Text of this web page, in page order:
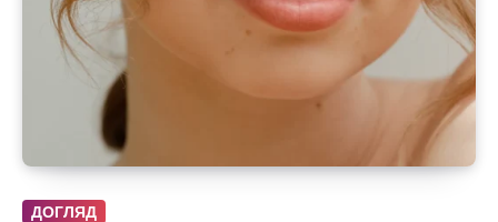
ДОГЛЯД